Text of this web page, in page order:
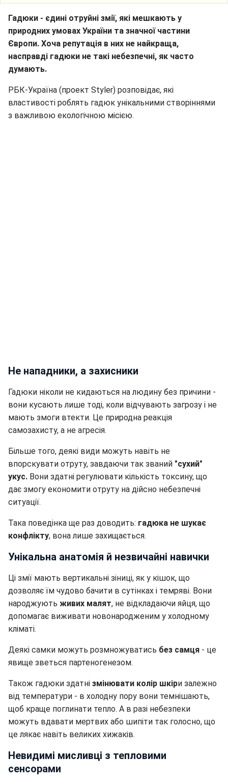
Гадюки - єдині отруйні змії, які мешкають у
природних умовах України та значної частини
Європи. Хоча репутація в них не найкраща,
насправді гадюки не такі небезпечні, як часто
думають.
РБК-Україна (проект Styler) розповідає, які
властивості роблять гадюк унікальними створіннями
з важливою екологічною місією.
Не нападники, а захисники
Гадюки ніколи не кидаються на людину без причини -
вони кусають лише тоді, коли відчувають загрозу і не
мають змоги втекти. Це природна реакція
самозахисту, а не агресія.
Більше того, деякі види можуть навіть не
впорскувати отруту, завдаючи так званий "сухий"
укус. Вони здатні регулювати кількість токсину, що
дає змогу економити отруту на дійсно небезпечні
ситуації.
Така поведінка ще раз доводить: гадюка не шукає
конфлікту, вона лише захищається.
Унікальна анатомія й незвичайні навички
Ці змії мають вертикальні зіниці, як у кішок, що
дозволяє їм чудово бачити в сутінках і темряві. Вони
народжують живих малят, не відкладаючи яйця, що
допомагає виживати новонародженим у холодному
кліматі.
Деякі самки можуть розмножуватись без самця - це
явище зветься партеногенезом.
Також гадюки здатні змінювати колір шкіри залежно
від температури - в холодну пору вони темнішають,
щоб краще поглинати тепло. А в разі небезпеки
можуть вдавати мертвих або шипіти так голосно, що
це лякає навіть великих хижаків.
Невидимі мисливці з тепловими
сенсорами